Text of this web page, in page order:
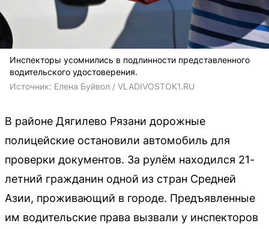
Инспекторы усомнились в подлинности представленного
водительского удостоверения.
Источник: Елена Буйвол / VLADIVOSTOK1.RU
В районе Дягилево Рязани дорожные
полицейские остановили автомобиль для
проверки документов. За рулём находился 21-
летний гражданин одной из стран Средней
Азии, проживающий в городе. Предъявленные
им водительские права вызвали у инспекторов